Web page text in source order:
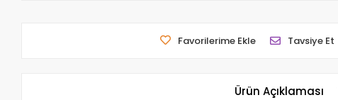
Favorilerime Ekle Tavsiye Et
Ürün Açıklaması